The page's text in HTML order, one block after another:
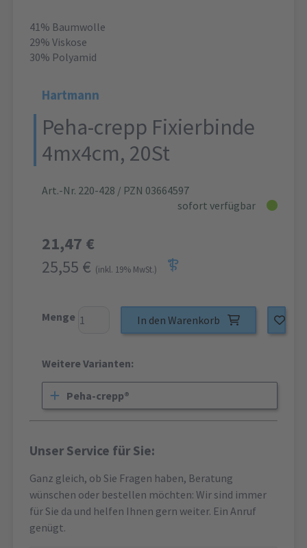
41% Baumwolle
29% Viskose
30% Polyamid
Hartmann
Peha-crepp Fixierbinde
4mx4cm, 20St
Art.-Nr. 220-428 / PZN 03664597
sofort verfügbar
21,47 €
25,55 € (inkl. 19% MwSt.)
Menge In den Warenkorb
Weitere Varianten:
Peha-crepp®
Unser Service für Sie:
Ganz gleich, ob Sie Fragen haben, Beratung
wünschen oder bestellen möchten: Wir sind immer
für Sie da und helfen Ihnen gern weiter. Ein Anruf
genügt.